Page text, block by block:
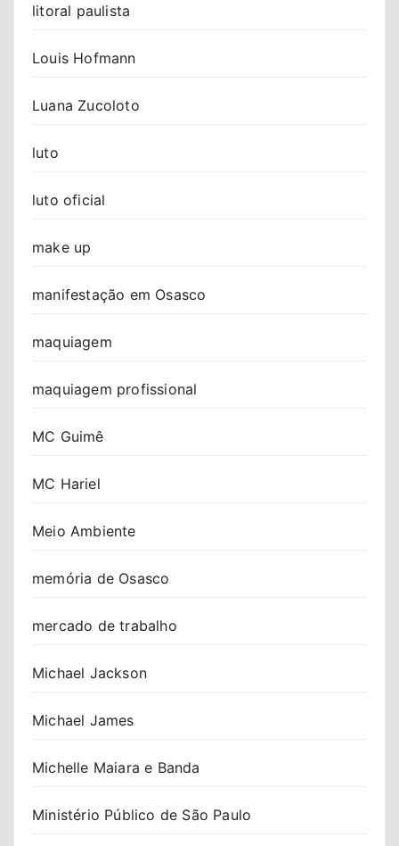
litoral paulista
Louis Hofmann
Luana Zucoloto
luto
luto oficial
make up
manifestação em Osasco
maquiagem
maquiagem profissional
MC Guimê
MC Hariel
Meio Ambiente
memória de Osasco
mercado de trabalho
Michael Jackson
Michael James
Michelle Maiara e Banda
Ministério Público de São Paulo